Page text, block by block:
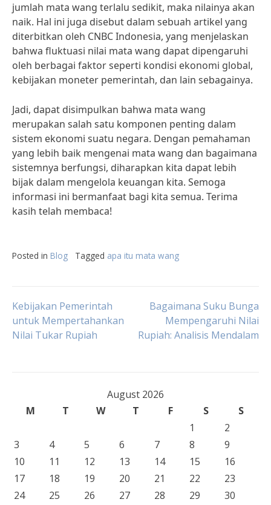
jumlah mata wang terlalu sedikit, maka nilainya akan
naik. Hal ini juga disebut dalam sebuah artikel yang
diterbitkan oleh CNBC Indonesia, yang menjelaskan
bahwa fluktuasi nilai mata wang dapat dipengaruhi
oleh berbagai faktor seperti kondisi ekonomi global,
kebijakan moneter pemerintah, dan lain sebagainya.
Jadi, dapat disimpulkan bahwa mata wang
merupakan salah satu komponen penting dalam
sistem ekonomi suatu negara. Dengan pemahaman
yang lebih baik mengenai mata wang dan bagaimana
sistemnya berfungsi, diharapkan kita dapat lebih
bijak dalam mengelola keuangan kita. Semoga
informasi ini bermanfaat bagi kita semua. Terima
kasih telah membaca!
Posted in Blog Tagged apa itu mata wang
Post
navigation
Kebijakan Pemerintah
untuk Mempertahankan
Nilai Tukar Rupiah
Bagaimana Suku Bunga
Mempengaruhi Nilai
Rupiah: Analisis Mendalam
August 2026
M
T W T F S
S
1
2
3
4 5 6 7 8
9
10
11 12 13 14 15
16
17
18 19 20 21 22
23
24
25 26 27 28 29
30